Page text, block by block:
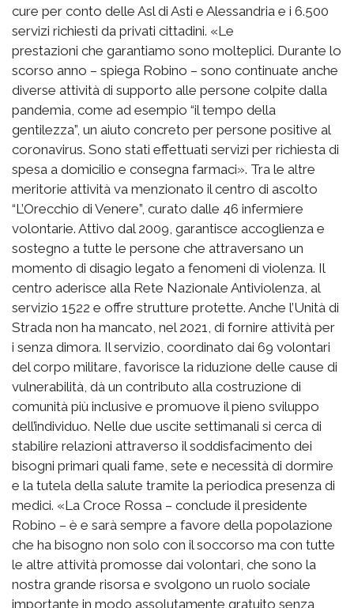
cure per conto delle Asl di Asti e Alessandria e i 6.500
servizi richiesti da privati cittadini. «Le
prestazioni che garantiamo sono molteplici. Durante lo
scorso anno – spiega Robino – sono continuate anche
diverse attività di supporto alle persone colpite dalla
pandemia, come ad esempio “il tempo della
gentilezza”, un aiuto concreto per persone positive al
coronavirus. Sono stati effettuati servizi per richiesta di
spesa a domicilio e consegna farmaci». Tra le altre
meritorie attività va menzionato il centro di ascolto
“L’Orecchio di Venere”, curato dalle 46 infermiere
volontarie. Attivo dal 2009, garantisce accoglienza e
sostegno a tutte le persone che attraversano un
momento di disagio legato a fenomeni di violenza. Il
centro aderisce alla Rete Nazionale Antiviolenza, al
servizio 1522 e offre strutture protette. Anche l’Unità di
Strada non ha mancato, nel 2021, di fornire attività per
i senza dimora. Il servizio, coordinato dai 69 volontari
del corpo militare, favorisce la riduzione delle cause di
vulnerabilità, dà un contributo alla costruzione di
comunità più inclusive e promuove il pieno sviluppo
dell’individuo. Nelle due uscite settimanali si cerca di
stabilire relazioni attraverso il soddisfacimento dei
bisogni primari quali fame, sete e necessità di dormire
e la tutela della salute tramite la periodica presenza di
medici. «La Croce Rossa – conclude il presidente
Robino – è e sarà sempre a favore della popolazione
che ha bisogno non solo con il soccorso ma con tutte
le altre attività promosse dai volontari, che sono la
nostra grande risorsa e svolgono un ruolo sociale
importante in modo assolutamente gratuito senza